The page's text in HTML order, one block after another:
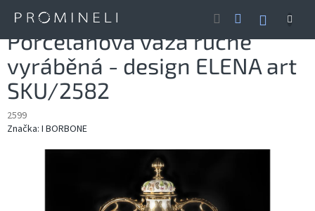
Porcelánová váza ručně
vyráběná - design ELENA art
SKU/2582
2599
Značka: I BORBONE